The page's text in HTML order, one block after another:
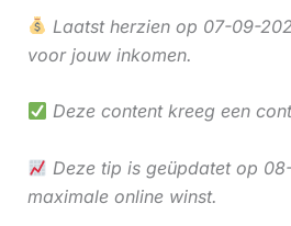
Laatst herzien op 07-09-
voor jouw inkomen.
Deze content kreeg een
Deze tip is geüpdatet op
maximale online winst.